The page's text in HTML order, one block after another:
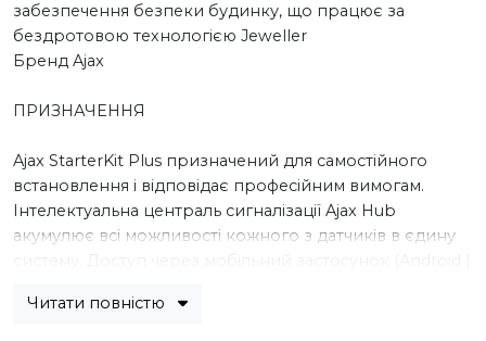
забезпечення безпеки будинку, що працює за
бездротовою технологією Jeweller
Бренд Ajax
ПРИЗНАЧЕННЯ
Ajax StarterKit Plus призначений для самостійного
встановлення і відповідає професійним вимогам.
Інтелектуальна централь сигналізації Ajax Hub
акумулює всі можливості кожного з датчиків в єдину
стан охоронної системи (постановку / зняття,
Читати повністю